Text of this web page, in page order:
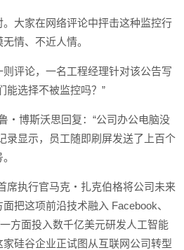
大家在网络评论中抨击这种监控行
情、不近人情。
则评论，一名工程经理针对该公告写
能选择不被监控吗？”
・博斯沃思回复：“公司办公电脑没
录显示，员工随即刷屏发送了上百个
席执行官马克・扎克伯格将公司未来
把这项前沿技术融入 Facebook、
方面投入数千亿美元研发人工智能
硅谷企业正试图从互联网公司转型